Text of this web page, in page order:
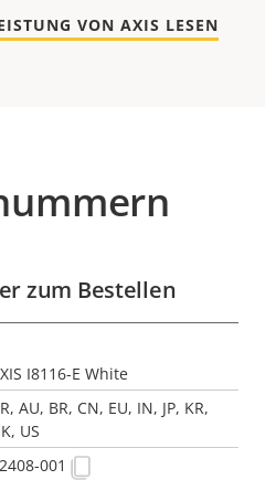
VON AXIS LESEN
zum Bestellen
I8116-E White
AU, BR, CN, EU, IN, JP, KR,
US
001